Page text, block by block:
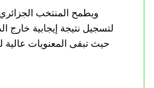
لتسجيل نتيجة إيجابية خارج
حيث تبقى المعنويات عالية